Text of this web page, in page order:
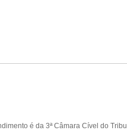
é da 3ª Câmara Cível do